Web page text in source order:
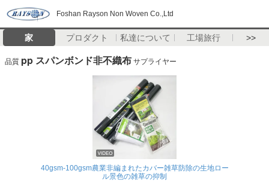
Foshan Rayson Non Woven Co.,Ltd
家 プロダクト 私達について 工場旅行 >>
品質 pp スパンボンド非不織布 サプライヤー
40gsm-100gsm農業非編まれたカバー雑草防除の生地ロー
ル景色の雑草の抑制